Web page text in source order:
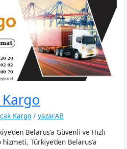
Kargo /yazarAB
Belarus’a Güvenli ve Hızlı
Türkiye’den Belarus’a